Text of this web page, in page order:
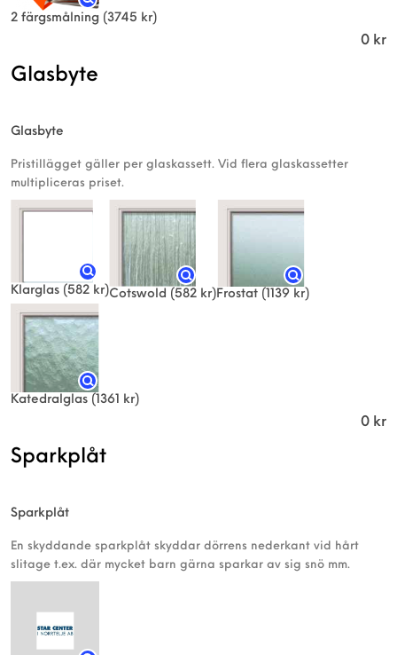
2 färgsmålning (3745 kr)
0 kr
Glasbyte
Glasbyte
Pristillägget gäller per glaskassett. Vid flera glaskassetter
multipliceras priset.
Klarglas (582 kr)Cotswold (582 kr)Frostat (1139 kr)
Katedralglas (1361 kr)
0 kr
Sparkplåt
Sparkplåt
En skyddande sparkplåt skyddar dörrens nederkant vid hårt
slitage t.ex. där mycket barn gärna sparkar av sig snö mm.